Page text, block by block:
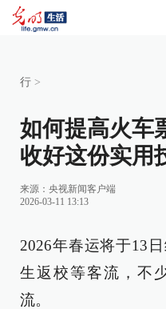
行 >
如何提高火车
收好这份实用
来源： 央视新闻客户端
2026-03-11 13:13
2026年春运将于13
生返校等客流，不
流。